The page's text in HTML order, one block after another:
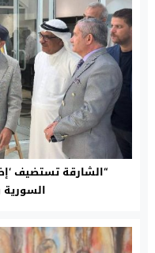
“الشارقة تستضيف
السورية